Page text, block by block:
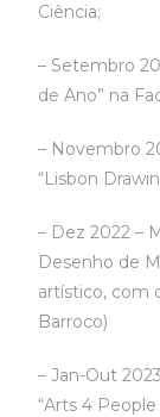
Ciência;
– Setembro
de Ano” na
– Novembro
“Lisbon
– Dez 2022 –
Desenho de
artístico, com
Barroco)
– Jan-Out
“Arts 4